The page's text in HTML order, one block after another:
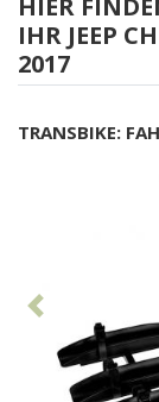
IHR JEEP
2017
TRANSBIKE: